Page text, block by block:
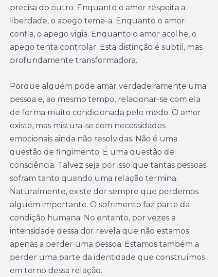
precisa do outro. Enquanto o amor respeita a
liberdade, o apego teme-a. Enquanto o amor
confia, o apego vigia. Enquanto o amor acolhe, o
apego tenta controlar. Esta distinção é subtil, mas
profundamente transformadora.
Porque alguém pode amar verdadeiramente uma
pessoa e, ao mesmo tempo, relacionar-se com ela
de forma muito condicionada pelo medo. O amor
existe, mas mistura-se com necessidades
emocionais ainda não resolvidas. Não é uma
questão de fingimento. É uma questão de
consciência. Talvez seja por isso que tantas pessoas
sofram tanto quando uma relação termina.
Naturalmente, existe dor sempre que perdemos
alguém importante. O sofrimento faz parte da
condição humana. No entanto, por vezes a
intensidade dessa dor revela que não estamos
apenas a perder uma pessoa. Estamos também a
perder uma parte da identidade que construímos
em torno dessa relação.